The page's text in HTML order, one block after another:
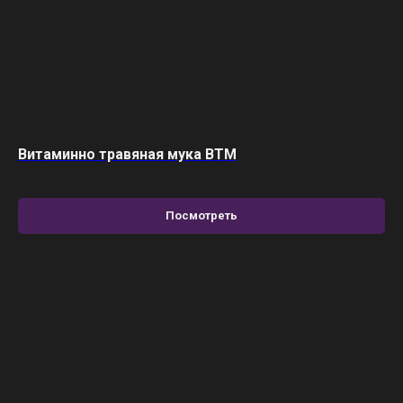
Витаминно травяная мука BTM
Посмотреть